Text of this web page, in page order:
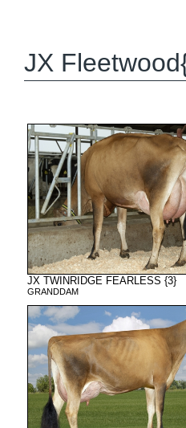
JX
JX TWINRIDGE FEARLESS {3}
GRANDDAM